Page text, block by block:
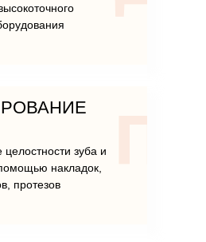
целостности зуба и
накладок,
протезов